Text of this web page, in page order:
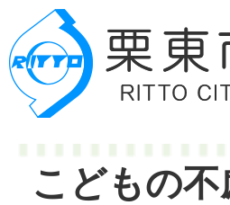
こどもの